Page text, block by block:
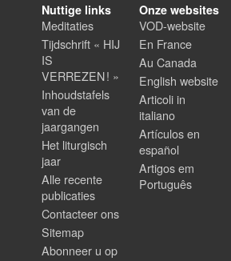
Nuttige links
Meditaties
Tijdschrift « HIJ
IS
VERREZEN ! »
Inhoudstafels
van de
jaargangen
Het liturgisch
jaar
Alle recente
publicaties
Contacteer ons
Sitemap
Abonneer u op
Onze websites
VOD-website
En France
Au Canada
English website
Articoli in
italiano
Artículos en
español
Artigos em
Português